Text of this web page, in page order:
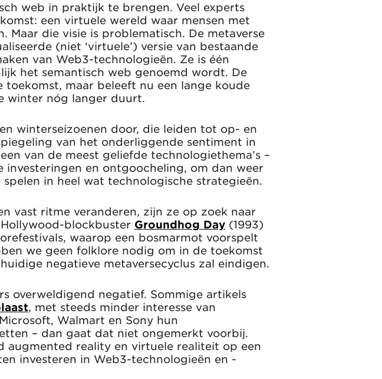
web in praktijk te brengen. Veel experts
een virtuele wereld waar mensen met
Maar die visie is problematisch. De metaverse
(niet ‘virtuele’) versie van bestaande
van Web3-technologieën. Ze is één
het semantisch web genoemd wordt. De
maar beleeft nu een lange koude
winter nóg langer duurt.
winterseizoenen door, die leiden tot op- en
van het onderliggende sentiment in
van de meest geliefde technologiethema’s –
en ontgoocheling, om dan weer
in heel wat technologische strategieën.
vast ritme veranderen, zijn ze op zoek naar
blockbuster Groundhog Day (1993)
waarop een bosmarmot voorspelt
we geen folklore nodig om in de toekomst
negatieve metaversecyclus zal eindigen.
overweldigend negatief. Sommige artikels
, met steeds minder interesse van
Walmart en Sony hun
– dan gaat dat niet ongemerkt voorbij.
augmented reality en virtuele realiteit op een
investeren in Web3-technologieën en -